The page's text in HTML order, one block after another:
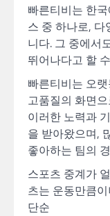
빠른티비는 한
스 중 하나로,
니다. 그 중에서
뛰어나다고 할
빠른티비는 오
고품질의 화면
이러한 노력과
을 받아왔으며,
좋아하는 팀의
스포츠 중계가
츠는 운동만큼
단순